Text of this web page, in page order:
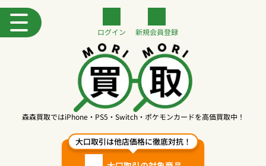
森森買取ではiPhone・PS5・Switch・ポケモンカードを高価買取中！
ログイン 新規会員登録
大口取引は他店価格に徹底対抗！